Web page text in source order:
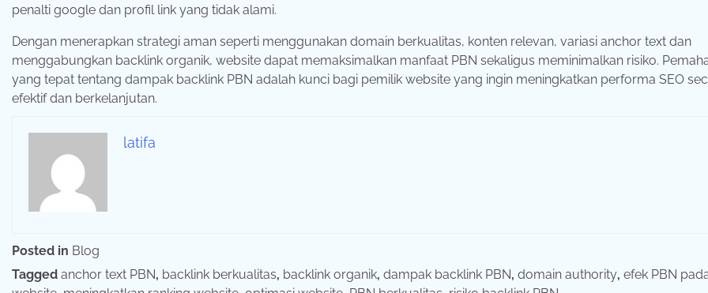
penalti google dan profil link yang tidak alami.
Dengan menerapkan strategi aman seperti menggunakan domain berkualitas, konten relevan, variasi anchor text dan
menggabungkan backlink organik, website dapat memaksimalkan manfaat PBN sekaligus meminimalkan risiko.
yang tepat tentang dampak backlink PBN adalah kunci bagi pemilik website yang ingin meningkatkan performa SEO
efektif dan berkelanjutan.
latifa
Posted in Blog
Tagged anchor text PBN, backlink berkualitas, backlink organik, dampak backlink PBN, domain authority, efek PBN